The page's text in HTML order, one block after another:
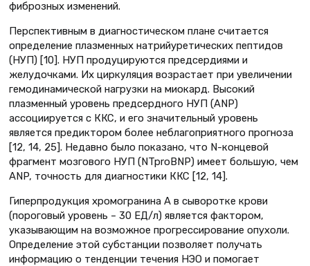
фиброзных изменений.
Перспективным в диагностическом плане считается
определение плазменных натрийуретических пептидов
(НУП) [10]. НУП продуцируются предсердиями и
желудочками. Их циркуляция возрастает при увеличении
гемодинамической нагрузки на миокард. Высокий
плазменный уровень предсердного НУП (ANP)
ассоциируется с ККС, и его значительный уровень
является предиктором более неблагоприятного прогноза
[12, 14, 25]. Недавно было показано, что N-концевой
фрагмент мозгового НУП (NTproBNP) имеет большую, чем
ANP, точность для диагностики ККС [12, 14].
Гиперпродукция хромогранина А в сыворотке крови
(пороговый уровень – 30 ЕД/л) является фактором,
указывающим на возможное прогрессирование опухоли.
Определение этой субстанции позволяет получать
информацию о тенденции течения НЭО и помогает